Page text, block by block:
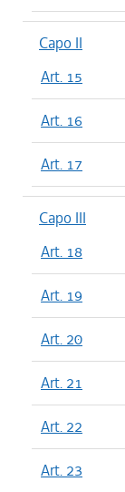
Capo II
Art. 15
Art. 16
Art. 17
Capo III
Art. 18
Art. 19
Art. 20
Art. 21
Art. 22
Art. 23